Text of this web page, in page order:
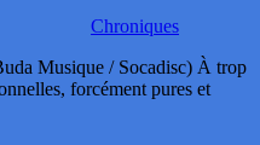
Chroniques
Musique / Socadisc) À trop
forcément pures et